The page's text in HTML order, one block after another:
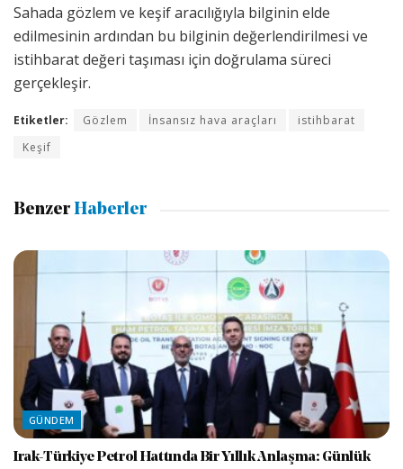
Sahada gözlem ve keşif aracılığıyla bilginin elde
edilmesinin ardından bu bilginin değerlendirilmesi ve
istihbarat değeri taşıması için doğrulama süreci
gerçekleşir.
Etiketler: Gözlem İnsansız hava araçları
istihbarat
Keşif
Benzer Haberler
GÜNDEM
Irak-Türkiye Petrol Hattında Bir Yıllık Anlaşma: Günlük